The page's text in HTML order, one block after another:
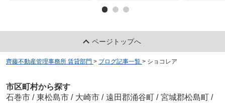
ページトップへ
齊藤不動産管理事務所 賃貸部門 > ブログ記事一覧 > ショコレア
市区町村から探す
石巻市 / 東松島市 / 大崎市 / 遠田郡涌谷町 / 宮城郡松島町 /